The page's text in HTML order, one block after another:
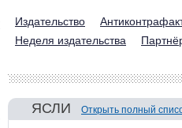
Издательство
Неделя издательства
ЯСЛИ Открыть полный